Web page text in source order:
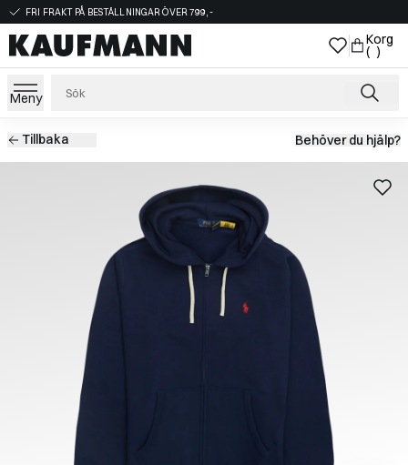
FRI FRAKT PÅ BESTÄLLNINGAR ÖVER 799,-
Korg
( )
Meny
Tillbaka Behöver du hjälp?